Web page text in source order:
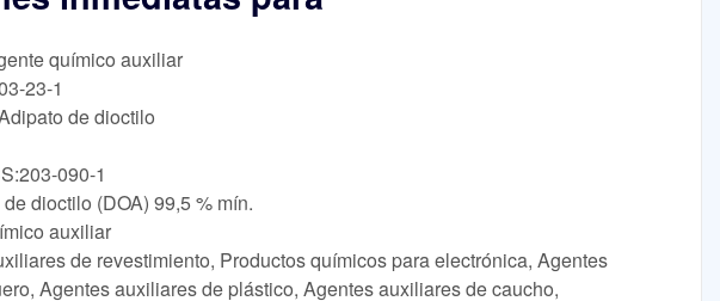
químico auxiliar
23-1
de dioctilo
090-1
dioctilo (DOA) 99,5 % mín.
auxiliar
de revestimiento, Productos químicos para electrónica, Agentes
Agentes auxiliares de plástico, Agentes auxiliares de caucho,